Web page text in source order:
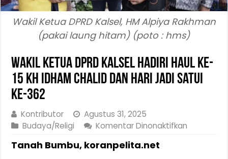
Wakil Ketua DPRD Kalsel, HM Alpiya Rakhman
(pakai laung hitam) (poto : hms)
Wakil Ketua DPRD Kalsel Hadiri Haul ke-
15 KH Idham Chalid dan Hari Jadi Satui
ke-362
Kontributor
Agustus 31, 2025
Budaya/Religi
Komentar Dinonaktifkan
Tanah Bumbu, koranpelita.net